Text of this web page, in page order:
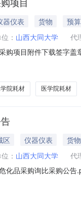
器仪表 货物
预
： 山西大同大学
代
购项目附件下载签字
预算
院耗材 医学院耗材
区 仪器仪表
货物
： 山西大同大学
代
化品采购询比采购公
：